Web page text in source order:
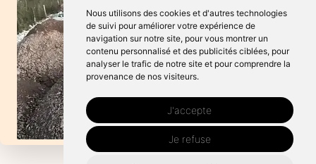
Nous utilisons des cookies et d'autres technologies
de suivi pour améliorer votre expérience de
navigation sur notre site, pour vous montrer un
contenu personnalisé et des publicités ciblées, pour
analyser le trafic de notre site et pour comprendre la
provenance de nos visiteurs.
J'accepte
Je refuse